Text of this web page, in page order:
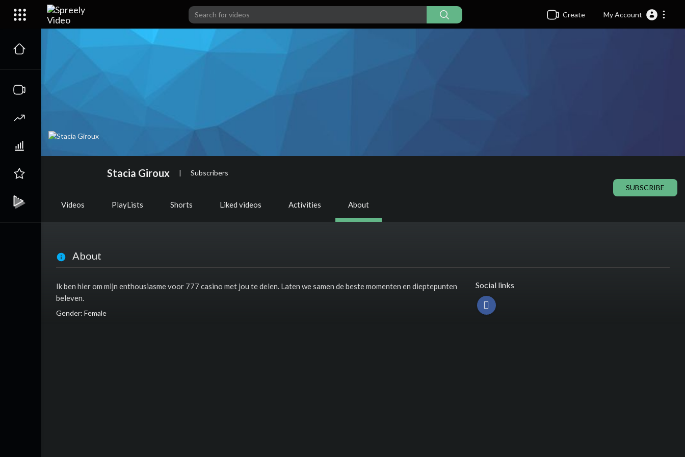
Create My Account
Stacia Giroux | Subscribers
SUBSCRIBE
Videos PlayLists Shorts Liked videos Activities About
About
Ik ben hier om mijn enthousiasme voor 777 casino met jou te delen. Laten we samen de beste momenten en dieptepunten
beleven.
Gender: Female
Social links